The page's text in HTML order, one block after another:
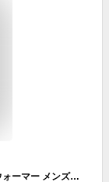
《15%OFFクーポン発行!!》【楽天1位!!】 ネックウォーマー メンズスヌード 防寒 マスク メンズ レディース フリース マフラー 帽子 保温 スポーツ マスク ボア スヌード フェイスマスク おしゃれ スノーボード スキー バイク 通勤 冬 プレゼント